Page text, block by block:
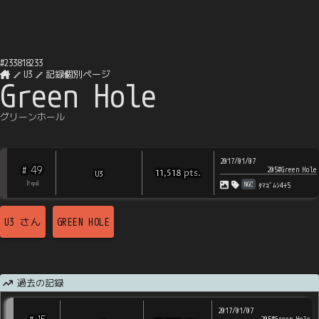
#233818233
U3
記録個別ページ
Green Hole
グリーンホール
# 49
? rps]
U3 11,518 pts.
2017/01/07
205#Green Hole
NGC ﾀﾏｺﾞﾑｼ4+5
U3 さん GREEN HOLE
過去の記録
2017/01/07